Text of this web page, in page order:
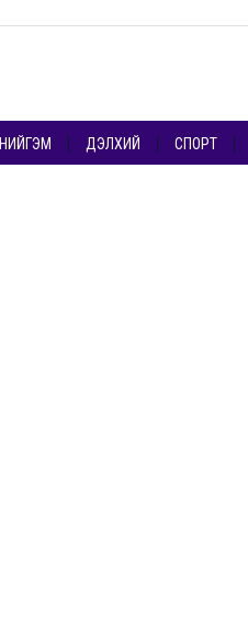
НИЙГЭМ ДЭЛХИЙ СПОРТ